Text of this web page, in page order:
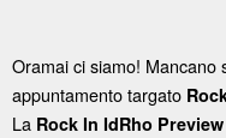
Oramai ci siamo! Mancano
appuntamento targato
La Rock In IdRho Preview